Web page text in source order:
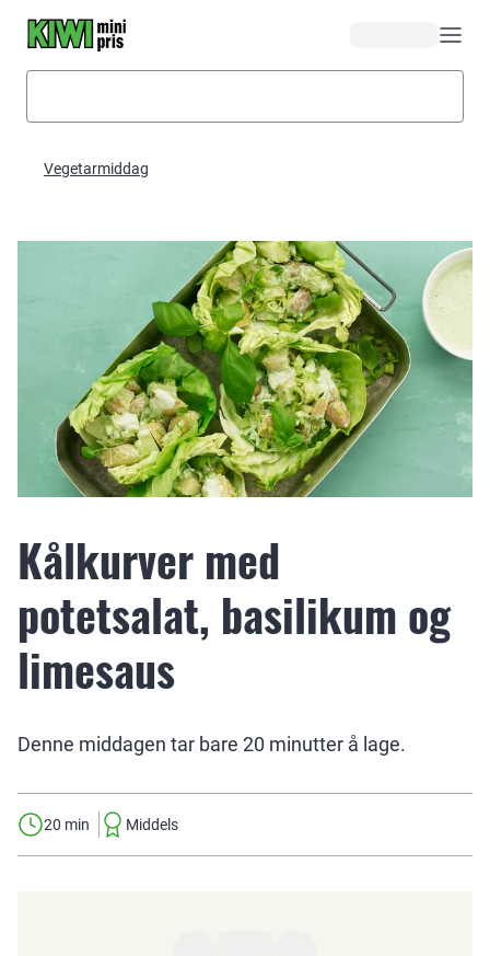
Vegetarmiddag
Kålkurver med
potetsalat, basilikum og
limesaus
Denne middagen tar bare 20 minutter å lage.
20 min Middels